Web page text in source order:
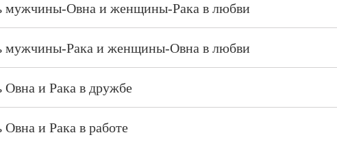
мужчины-Овна и женщины-Рака в любви
мужчины-Рака и женщины-Овна в любви
Овна и Рака в дружбе
и Рака в работе